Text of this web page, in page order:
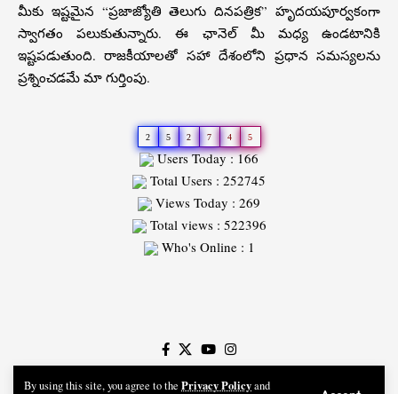
By using this site, you agree to the Privacy Policyand
మీకు ఇష్టమైన “ప్రజాజ్యోతి తెలుగు దినపత్రిక” హృదయపూర్వకంగా
స్వాగతం పలుకుతున్నారు. ఈ ఛానెల్ మీ మధ్య ఉండటానికి
ఇష్టపడుతుంది. రాజకీయాలతో సహా దేశంలోని ప్రధాన సమస్యలను
ప్రశ్నించడమే మా గుర్తింపు.
2 5 2 7 4 5
Users Today : 166
Total Users : 252745
Views Today : 269
Total views : 522396
Who's Online : 1